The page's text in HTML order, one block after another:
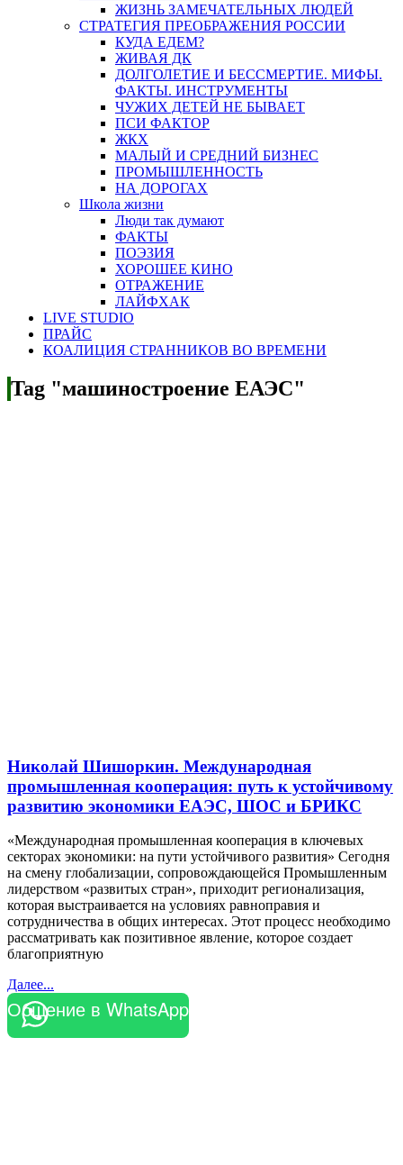
ЖИЗНЬ ЗАМЕЧАТЕЛЬНЫХ ЛЮДЕЙ
СТРАТЕГИЯ ПРЕОБРАЖЕНИЯ РОССИИ
КУДА ЕДЕМ?
ЖИВАЯ ДК
ДОЛГОЛЕТИЕ И БЕССМЕРТИЕ. МИФЫ.
ФАКТЫ. ИНСТРУМЕНТЫ
ЧУЖИХ ДЕТЕЙ НЕ БЫВАЕТ
ПСИ ФАКТОР
ЖКХ
МАЛЫЙ И СРЕДНИЙ БИЗНЕС
ПРОМЫШЛЕННОСТЬ
НА ДОРОГАХ
Школа жизни
Люди так думают
ФАКТЫ
ПОЭЗИЯ
ХОРОШЕЕ КИНО
ОТРАЖЕНИЕ
ЛАЙФХАК
LIVE STUDIO
ПРАЙС
КОАЛИЦИЯ СТРАННИКОВ ВО ВРЕМЕНИ
Tag "машиностроение ЕАЭС"
Николай Шишоркин. Международная
промышленная кооперация: путь к устойчивому
развитию экономики ЕАЭС, ШОС и БРИКС
«Международная промышленная кооперация в ключевых
секторах экономики: на пути устойчивого развития» Сегодня
на смену глобализации, сопровождающейся Промышленным
лидерством «развитых стран», приходит регионализация,
которая выстраивается на условиях равноправия и
сотрудничества в общих интересах. Этот процесс необходимо
рассматривать как позитивное явление, которое создает
благоприятную
Далее...
Общение в WhatsApp